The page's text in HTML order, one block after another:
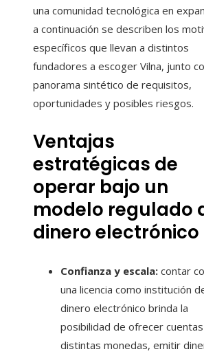
una comunidad tecnológica en
a continuación se describen los
específicos que llevan a distintos
fundadores a escoger Vilna, junto
panorama sintético de requisitos,
oportunidades y posibles riesgos.
Ventajas
estratégicas de
operar bajo un
modelo regulado
dinero electrónico
Confianza y escala: contar
una licencia como institución
dinero electrónico brinda la
posibilidad de ofrecer
distintas monedas, emitir